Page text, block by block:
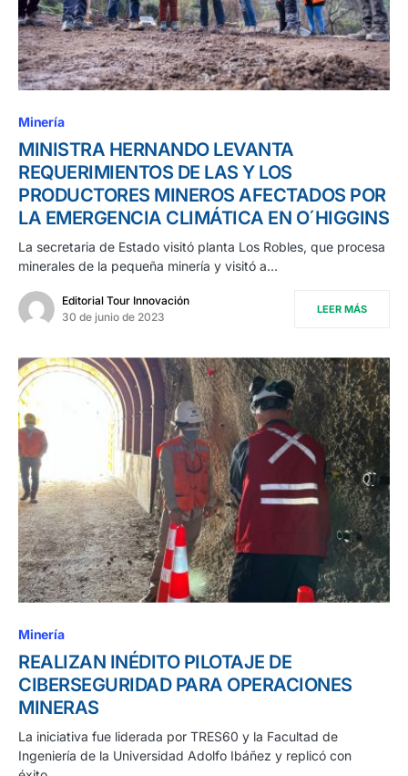
Minería
MINISTRA HERNANDO LEVANTA
REQUERIMIENTOS DE LAS Y LOS
PRODUCTORES MINEROS AFECTADOS POR
LA EMERGENCIA CLIMÁTICA EN O´HIGGINS
La secretaria de Estado visitó planta Los Robles, que procesa
minerales de la pequeña minería y visitó a…
Editorial Tour Innovación
30 de junio de 2023
LEER MÁS
Minería
REALIZAN INÉDITO PILOTAJE DE
CIBERSEGURIDAD PARA OPERACIONES
MINERAS
La iniciativa fue liderada por TRES60 y la Facultad de
Ingeniería de la Universidad Adolfo Ibáñez y replicó con